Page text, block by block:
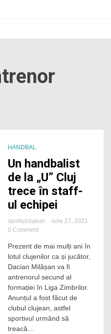
HANDBAL
Un handbalist
de la „U” Cluj
trece în staff-
ul echipei
sportulclujean
iulie 27, 2021
0 Commenton
handbalist
de
la
„U”
trece
în
staff-
ul
Prezent de mai mulți ani în
lotul clujenilor ca și jucător,
Dacian Milășan va fi
antrenorul secund al
formației în Liga Zimbrilor.
Anunțul a fost făcut de
clubul clujean, astfel
sportivul urmând să
treacă...